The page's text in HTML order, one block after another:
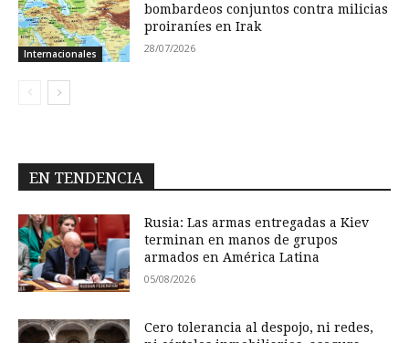
Internacionales
bombardeos conjuntos contra milicias
proiraníes en Irak
28/07/2026
EN TENDENCIA
Rusia: Las armas entregadas a Kiev
terminan en manos de grupos
armados en América Latina
05/08/2026
Cero tolerancia al despojo, ni redes,